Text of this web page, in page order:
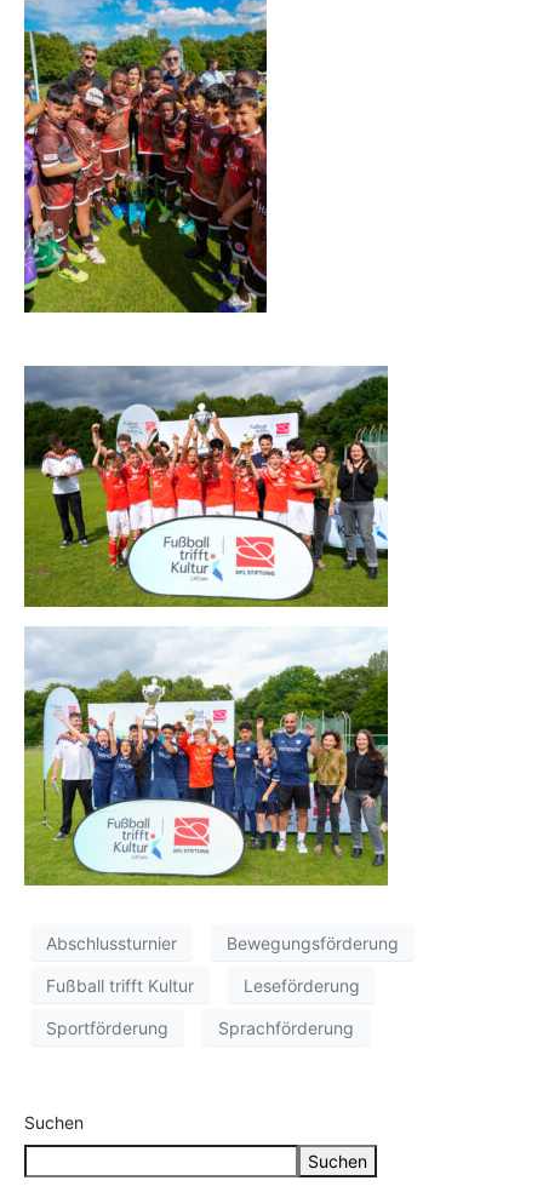
Abschlussturnier Bewegungsförderung
Fußball trifft Kultur Leseförderung
Sportförderung Sprachförderung
Suchen
Suchen